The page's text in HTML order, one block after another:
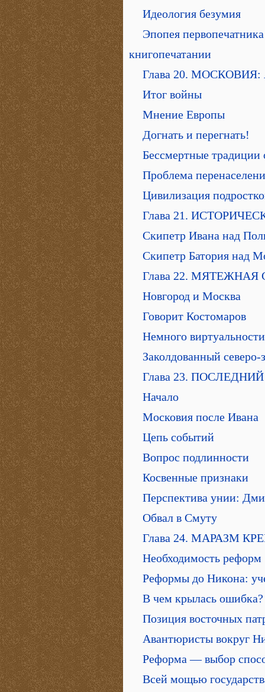
Идеология безумия
Эпопея
книгопечатании
Глава 20.
Итог войны
Мнение Европы
Догнать и перегнать!
Бессмертные
Проблема
Цивилизация
Глава 21.
Скипетр Ивана над
Скипетр Батория над
Глава 22.
Новгород и Москва
Говорит Костомаров
Немного виртуальности
Заколдованный северо-
Глава 23.
Начало
Московия после Ивана
Цепь событий
Вопрос подлинности
Косвенные признаки
Перспектива унии:
Обвал в Смуту
Глава 24. МАРАЗМ
Необходимость реформ
Реформы до Никона:
В чем крылась ошибка?
Позиция восточных
Авантюристы вокруг
Реформа — выбор
Всей мощью